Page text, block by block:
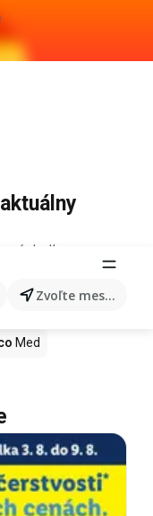
Zvoľte mesto
Tesco
Mango
Med